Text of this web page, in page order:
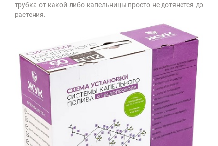
трубка от какой-либо капельницы просто не дотянется до
растения.